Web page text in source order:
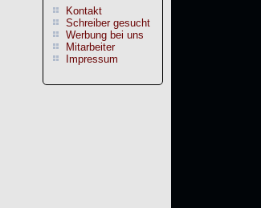
Kontakt
Schreiber gesucht
Werbung bei uns
Mitarbeiter
Impressum